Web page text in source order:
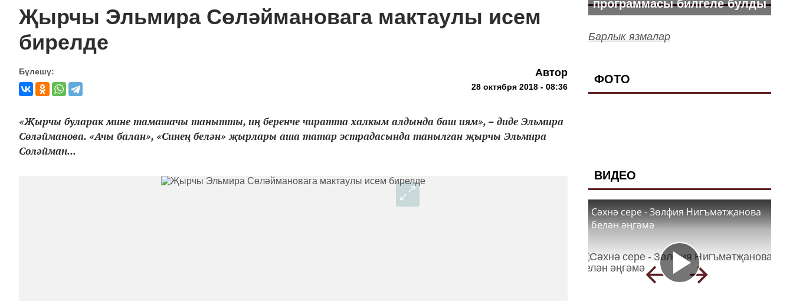
Җырчы Эльмира Сөләймановага мактаулы исем
бирелде
Бүлешү: Автор
28 октября 2018 - 08:36
«Җырчы буларак мине тамашачы танытты, иң беренче чиратта халкым алдында баш иям», – диде Эльмира
Сөләйманова. «Ачы балан», «Синең белән» җырлары аша татар эстрадасында танылган җырчы Эльмира
Сөләйман...
программасы билгеле булды
Барлык язмалар
ФОТО
ВИДЕО
Сәхнә сере - Зөлфия Нигъмәтҗанова
белән әңгәмә